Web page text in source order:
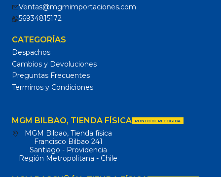
Ventas@mgmimportaciones.com
56934815172
CATEGORÍAS
Despachos
Cambios y Devoluciones
Preguntas Frecuentes
Terminos y Condiciones
MGM BILBAO, TIENDA FÍSICA PUNTO DE RECOGIDA
MGM Bilbao, Tienda física
Francisco Bilbao 241
Santiago - Providencia
Región Metropolitana - Chile